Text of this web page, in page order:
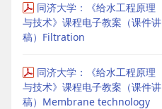
同济大学：《给水工程原理
与技术》课程电子教案（课件讲
稿）Filtration
同济大学：《给水工程原理
与技术》课程电子教案（课件讲
稿）Membrane technology